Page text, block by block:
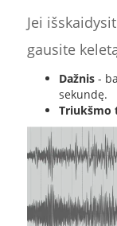
Jei
gausite
Dažnis-
sekundę.
Triukšmo